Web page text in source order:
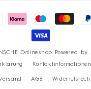
Onlineshop Powered by
Kontaktinformationen
AGB